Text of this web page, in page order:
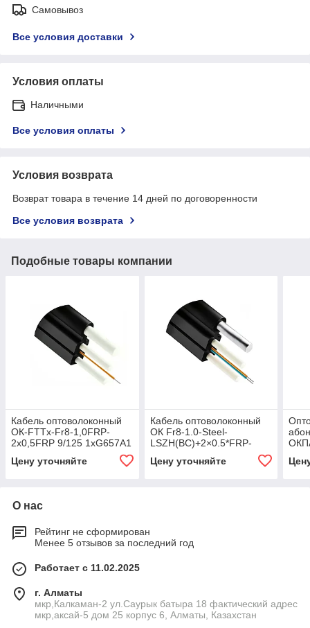
Самовывоз
Все условия доставки
Условия оплаты
Наличными
Все условия оплаты
Условия возврата
Возврат товара в течение 14 дней по договоренности
Все условия возврата
Подобные товары компании
Кабель оптоволоконный
ОК-FTTx-Fr8-1,0FRP-
2х0,5FRP 9/125 1хG657A1
Цену уточняйте
Кабель оптоволоконный
ОК Fr8-1.0-Steel-
LSZH(BC)+2×0.5*FRP-
Цену уточняйте
О нас
Рейтинг не сформирован
Менее 5 отзывов за последний год
Работает с 11.02.2025
г. Алматы
мкр,Калкаман-2 ул.Саурык батыра 18 фактический адрес
мкр,аксай-5 дом 25 корпус 6, Алматы, Казахстан